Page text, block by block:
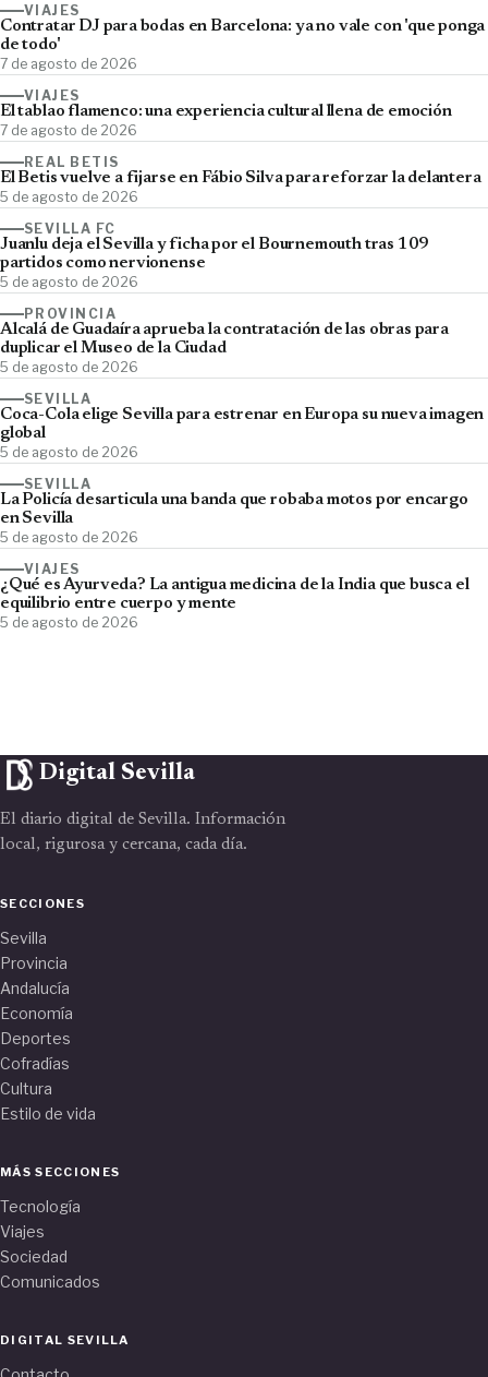
VIAJES
Contratar DJ para bodas en Barcelona: ya no vale con 'que ponga
de todo'
7 de agosto de 2026
VIAJES
El tablao flamenco: una experiencia cultural llena de emoción
7 de agosto de 2026
REAL BETIS
El Betis vuelve a fijarse en Fábio Silva para reforzar la delantera
5 de agosto de 2026
SEVILLA FC
Juanlu deja el Sevilla y ficha por el Bournemouth tras 109
partidos como nervionense
5 de agosto de 2026
PROVINCIA
Alcalá de Guadaíra aprueba la contratación de las obras para
duplicar el Museo de la Ciudad
5 de agosto de 2026
SEVILLA
Coca-Cola elige Sevilla para estrenar en Europa su nueva imagen
global
5 de agosto de 2026
SEVILLA
La Policía desarticula una banda que robaba motos por encargo
en Sevilla
5 de agosto de 2026
VIAJES
¿Qué es Ayurveda? La antigua medicina de la India que busca el
equilibrio entre cuerpo y mente
5 de agosto de 2026
Digital Sevilla
El diario digital de Sevilla. Información
local, rigurosa y cercana, cada día.
SECCIONES
Sevilla
Provincia
Andalucía
Economía
Deportes
Cofradías
Cultura
Estilo de vida
MÁS SECCIONES
Tecnología
Viajes
Sociedad
Comunicados
DIGITAL SEVILLA